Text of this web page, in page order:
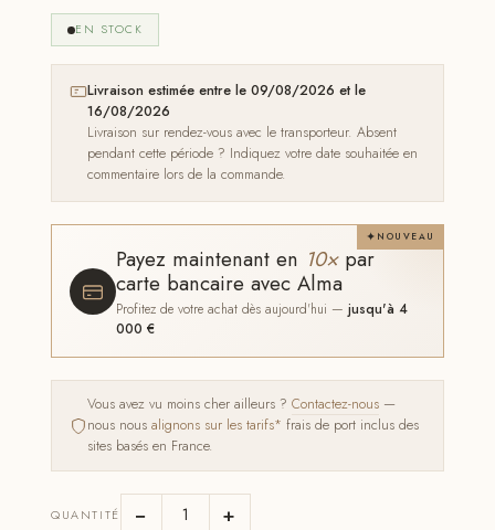
EN STOCK
Livraison estimée entre le 09/08/2026 et le
16/08/2026
Livraison sur rendez-vous avec le transporteur. Absent
pendant cette période ? Indiquez votre date souhaitée en
commentaire lors de la commande.
NOUVEAU
Payez maintenant en 10×par
carte bancaire avec Alma
Profitez de votre achat dès aujourd'hui —jusqu'à 4
000 €
Vous avez vu moins cher ailleurs ?Contactez-nous —
nous nousalignons sur les tarifs* frais de port inclus des
sites basés en France.
QUANTITÉ − +